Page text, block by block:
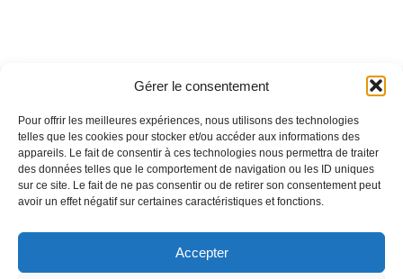
Gérer le consentement
Pour offrir les meilleures expériences, nous utilisons des technologies
telles que les cookies pour stocker et/ou accéder aux informations des
appareils. Le fait de consentir à ces technologies nous permettra de traiter
des données telles que le comportement de navigation ou les ID uniques
sur ce site. Le fait de ne pas consentir ou de retirer son consentement peut
avoir un effet négatif sur certaines caractéristiques et fonctions.
Accepter